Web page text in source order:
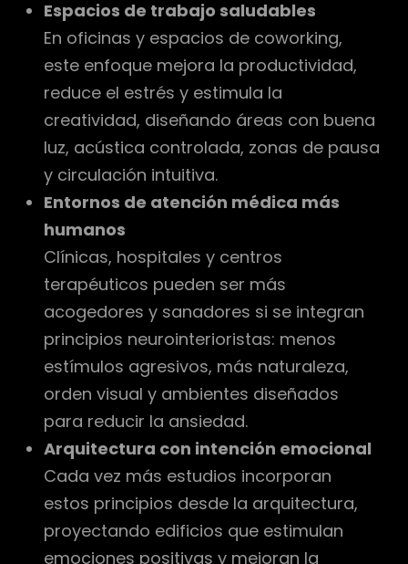
Espacios de trabajo saludables
En oficinas y espacios de coworking,
este enfoque mejora la productividad,
reduce el estrés y estimula la
creatividad, diseñando áreas con buena
luz, acústica controlada, zonas de pausa
y circulación intuitiva.
Entornos de atención médica más
humanos
Clínicas, hospitales y centros
terapéuticos pueden ser más
acogedores y sanadores si se integran
principios neurointerioristas: menos
estímulos agresivos, más naturaleza,
orden visual y ambientes diseñados
para reducir la ansiedad.
Arquitectura con intención emocional
Cada vez más estudios incorporan
estos principios desde la arquitectura,
proyectando edificios que estimulan
emociones positivas y mejoran la